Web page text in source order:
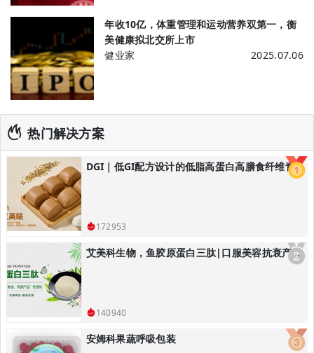
年收10亿，体重管理和运动营养双第一，衡
美健康拟北交所上市
健业家
2025.07.06
热门解决方案
DGI｜低GI配方设计的低脂高蛋白高膳食纤维青稞黑全麦馒头/低GI主食解决方案
172953
艾美科生物，鱼胶原蛋白三肽|口服美容抗衰产品解决方案
140940
安姆科果蔬呼吸包装